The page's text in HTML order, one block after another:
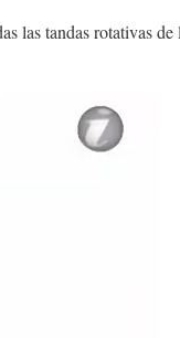
las tandas rotativas de